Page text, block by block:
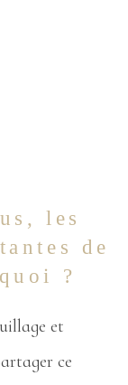
les
de
?
et
ce